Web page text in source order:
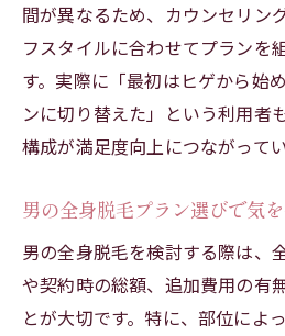
間が異なるため、カウンセリン
フスタイルに合わせてプランを
す。実際に「最初はヒゲから始
ンに切り替えた」という利用者
構成が満足度向上につながってい
男の全身脱毛プラン選びで気
男の全身脱毛を検討する際は、
や契約時の総額、追加費用の有
とが大切です。特に、部位によ